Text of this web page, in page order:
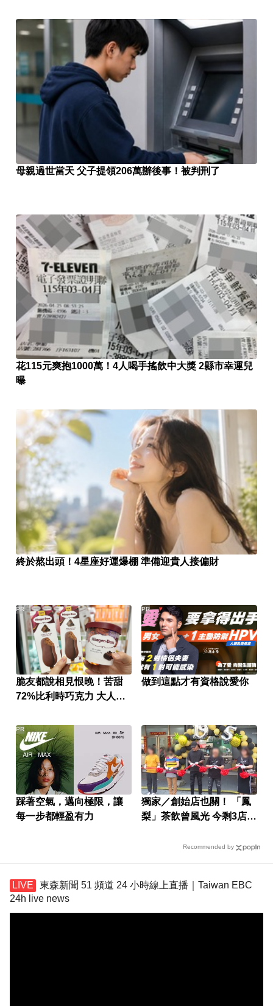
母親過世當天 父子提領206萬辦後事！被判刑了
花115元爽抱1000萬！4人喝手搖飲中大獎 2縣市幸運兒
曝
終於熬出頭！4星座好運爆棚 準備迎貴人接偏財
脆友都說相見恨晚！苦甜
72%比利時巧克力 大人味
PR
做到這點才有資格說愛你
PR
踩著空氣，邁向極限，讓
每一步都輕盈有力
PR
獨家／創始店也關！ 「鳳
梨」茶飲曾風光 今剩3店苦
Recommended by
東森新聞 51 頻道 24 小時線上直播｜Taiwan EBC
24h live news